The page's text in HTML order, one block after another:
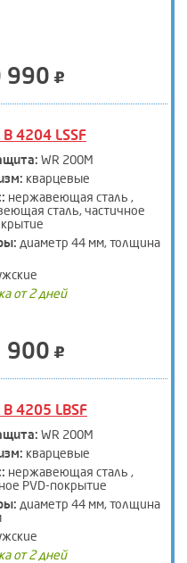
990
4204 LSSF
WR 200M
кварцевые
нержавеющая сталь ,
сталь, частичное
диаметр 44 мм, толщина
от 2 дней
900
4205 LBSF
WR 200M
кварцевые
нержавеющая сталь ,
PVD-покрытие
диаметр 44 мм, толщина
от 2 дней